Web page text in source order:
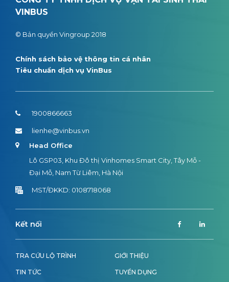
VINBUS
© Bản quyền Vingroup 2018
Chính sách bảo vệ thông tin cá nhân
Tiêu chuẩn dịch vụ VinBus
TRA CỨU LỘ TRÌNH GIỚI THIỆU
TIN TỨC TUYỂN DỤNG
1900866663
lienhe@vinbus.vn
Head Office
Lô GSP03, Khu Đô thị Vinhomes Smart City, Tây Mỗ -
Đại Mỗ, Nam Từ Liêm, Hà Nội
MST/ĐKKD: 0108718068
Kết nối